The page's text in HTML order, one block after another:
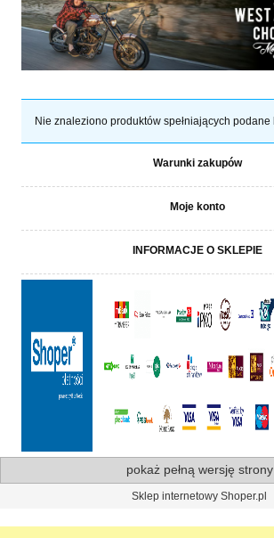
Nie znaleziono produktów spełniających podane
Warunki zakupów
Moje konto
INFORMACJE O SKLEPIE
pokaż pełną wersję strony
Sklep internetowy Shoper.pl